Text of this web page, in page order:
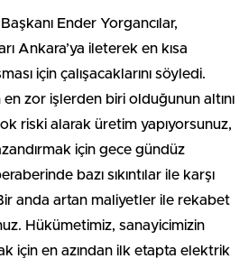
Ender Yorgancılar,
Ankara’ya ileterek en kısa
için çalışacaklarını söyledi.
en zor işlerden biri olduğunun altını
riski alarak üretim yapıyorsunuz,
için gece gündüz
bazı sıkıntılar ile karşı
anda artan maliyetler ile rekabet
Hükümetimiz, sanayicimizin
için en azından ilk etapta elektrik